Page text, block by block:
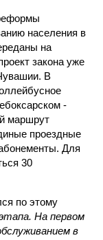
населения в
на
закона уже
В
-
маршрут
проездные
Для
30
по этому
На первом
в